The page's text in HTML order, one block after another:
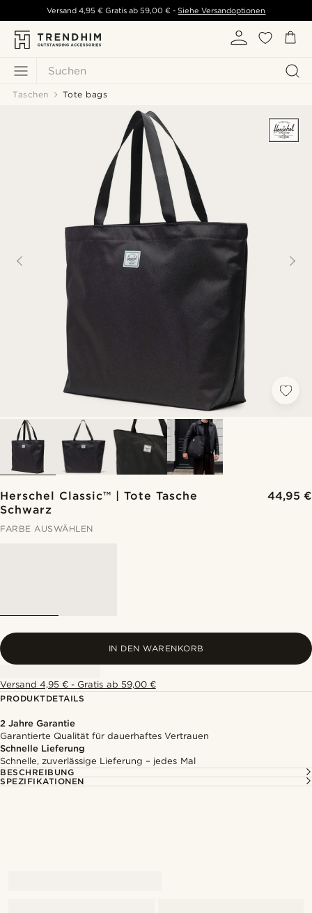
Suchen
Versand 4,95 € Gratis ab59,00 € - Siehe Versandoptionen
Taschen Tote bags
Herschel Classic™ | Tote Tasche
Schwarz
44,95 €
FARBE AUSWÄHLEN
IN DEN WARENKORB
Versand 4,95 € - Gratis ab 59,00 €
PRODUKTDETAILS
2 Jahre Garantie
Garantierte Qualität für dauerhaftes Vertrauen
Schnelle Lieferung
Schnelle, zuverlässige Lieferung – jedes Mal
BESCHREIBUNG
SPEZIFIKATIONEN